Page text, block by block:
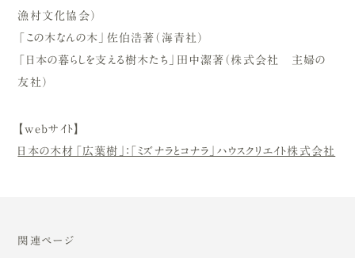
漁村文化協会）
「この木なんの木」佐伯浩著（海青社）
「日本の暮らしを支える樹木たち」田中潔著（株式会社 主婦の
友社）
【webサイト】
日本の木材「広葉樹」：「ミズナラとコナラ」ハウスクリエイト株式会社
関連ページ